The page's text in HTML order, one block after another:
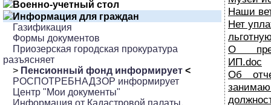
Военно-учетный стол
Информация для граждан
Газификация
Формы документов
Приозерская городская прокуратура
разъясняет
> Пенсионный фонд информирует <
РОСПОТРЕБНАДЗОР информирует
Центр "Мои документы"
Информация от Кадастровой палаты,
Наши
Нет
О
ИП.doc
Об